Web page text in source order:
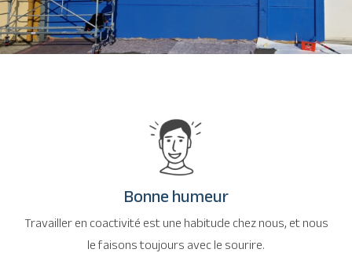
Bonne humeur
Travailler en coactivité est une habitude chez nous, et nous
le faisons toujours avec le sourire.